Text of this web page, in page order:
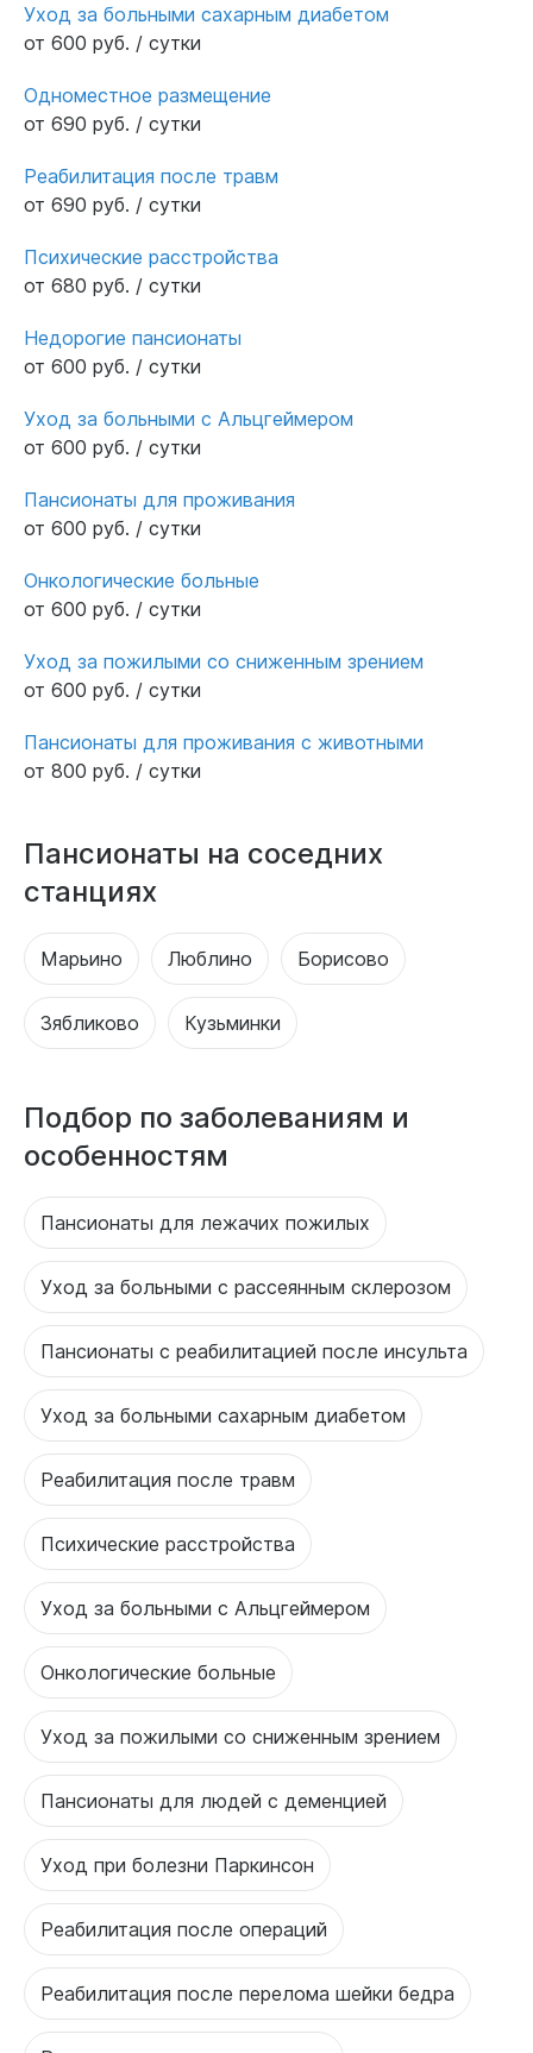
Уход за больными сахарным диабетом
от 600 руб. / сутки
Одноместное размещение
от 690 руб. / сутки
Реабилитация после травм
от 690 руб. / сутки
Психические расстройства
от 680 руб. / сутки
Недорогие пансионаты
от 600 руб. / сутки
Уход за больными с Альцгеймером
от 600 руб. / сутки
Пансионаты для проживания
от 600 руб. / сутки
Онкологические больные
от 600 руб. / сутки
Уход за пожилыми со сниженным зрением
от 600 руб. / сутки
Пансионаты для проживания с животными
от 800 руб. / сутки
Пансионаты на соседних
станциях
Марьино Люблино Борисово
Зябликово Кузьминки
Подбор по заболеваниям и
особенностям
Пансионаты для лежачих пожилых
Уход за больными с рассеянным склерозом
Пансионаты с реабилитацией после инсульта
Уход за больными сахарным диабетом
Реабилитация после травм
Психические расстройства
Уход за больными с Альцгеймером
Онкологические больные
Уход за пожилыми со сниженным зрением
Пансионаты для людей с деменцией
Уход при болезни Паркинсон
Реабилитация после операций
Реабилитация после перелома шейки бедра